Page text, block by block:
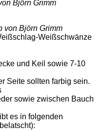
Björn Grimm
von Björn Grimm
Weißschwänze
und Keil sowie 7-10
Seite sollten farbig sein.
sowie zwischen Bauch
es in folgenden